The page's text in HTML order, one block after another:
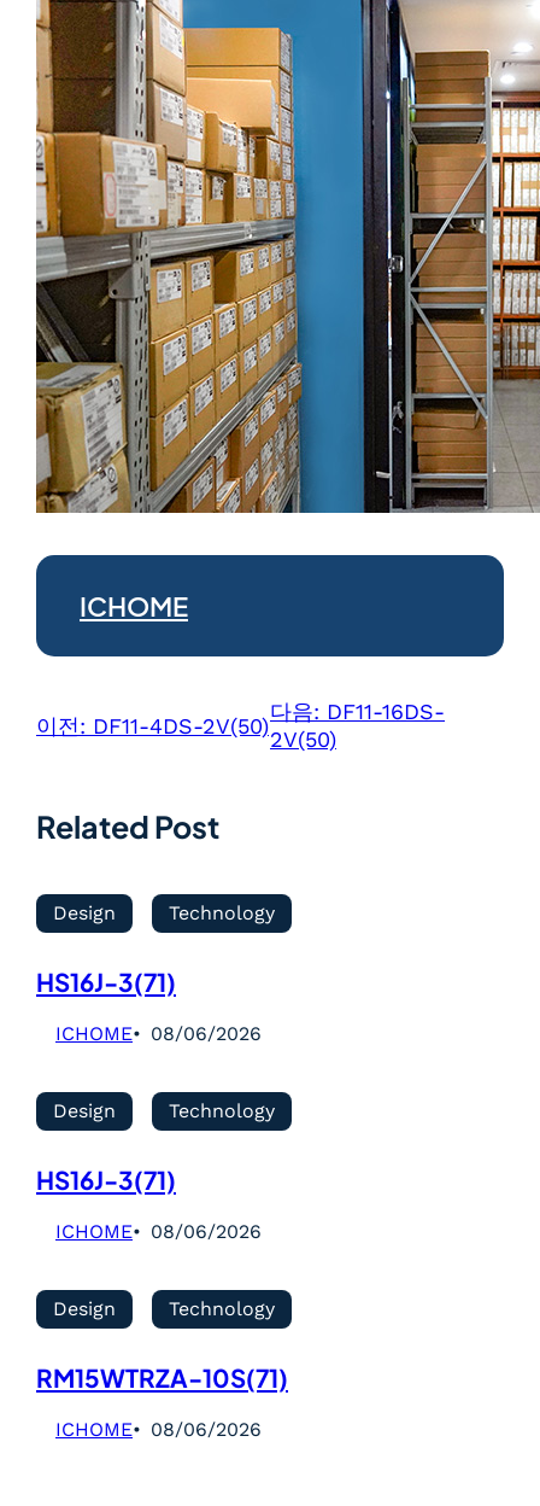
ICHOME
이전: DF11-4DS-2V(50)
다음: DF11-16DS-
2V(50)
Related Post
Design Technology
HS16J-3(71)
ICHOME 08/06/2026
Design Technology
HS16J-3(71)
ICHOME 08/06/2026
Design Technology
RM15WTRZA-10S(71)
ICHOME 08/06/2026